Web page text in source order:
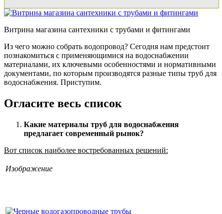
Витрина магазина сантехники с трубами и фитингами
Из чего можно собрать водопровод? Сегодня нам предстоит
познакомиться с применяющимися на водоснабжении
материалами, их ключевыми особенностями и нормативными
документами, по которым производятся разные типы труб для
водоснабжения. Приступим.
Огласите весь список
Какие материалы труб для водоснабжения
предлагает современный рынок?
Вот список наиболее востребованных решений:
Изображение